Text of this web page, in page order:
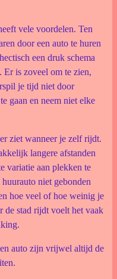
vele voordelen. Ten
door een auto te huren
een druk schema
is zoveel om te zien,
je tijd niet door
gaan en neem niet elke
ziet wanneer je zelf rijdt.
langere afstanden
variatie aan plekken te
niet gebonden
hoe veel of hoe weinig je
de stad rijdt voelt het vaak
auto zijn vrijwel altijd de